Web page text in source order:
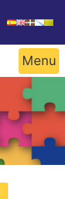
Menu